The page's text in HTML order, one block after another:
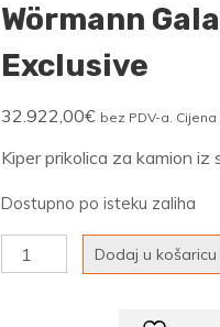
Wörmann
Exclusive
32.922,00€ bez PDV-a. Cijena
Kiper prikolica za kamion iz
Dostupno po isteku zaliha
Kamionska
prikolica
Dodaj u košaricu